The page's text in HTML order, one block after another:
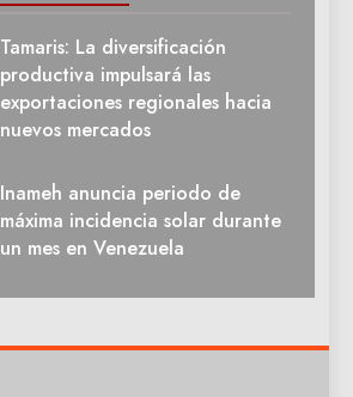
Tamaris: La diversificación
productiva impulsará las
exportaciones regionales hacia
nuevos mercados
Inameh anuncia periodo de
máxima incidencia solar durante
un mes en Venezuela